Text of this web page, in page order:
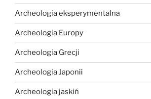
Archeologia eksperymentalna
Archeologia Europy
Archeologia Grecji
Archeologia Japonii
Archeologia jaskiń